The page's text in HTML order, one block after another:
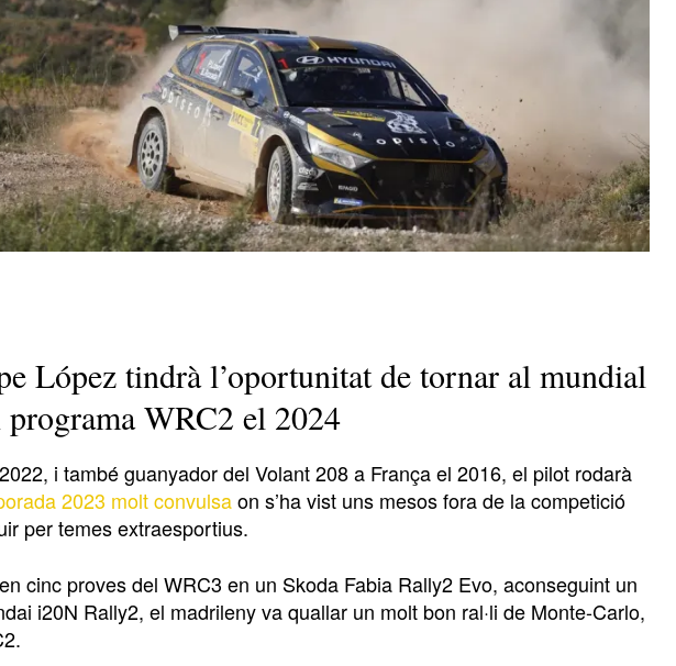
López tindrà l’oportunitat de tornar al mundial
programa WRC2 el 2024
i també guanyador del Volant 208 a França el 2016, el pilot rodarà
2023 molt convulsaon s’ha vist uns mesos fora de la competició
per temes extraesportius.
cinc proves del WRC3 en un Skoda Fabia Rally2 Evo, aconseguint un
i20N Rally2, el madrileny va quallar un molt bon ral·li de Monte-Carlo,